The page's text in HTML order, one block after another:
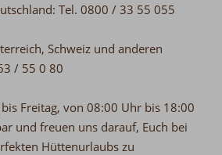
Tel. 0800 / 33 55 055
Schweiz und anderen
/ 55 0 80
Freitag, von 08:00 Uhr bis 18:00
und freuen uns darauf, Euch bei
Hüttenurlaubs zu